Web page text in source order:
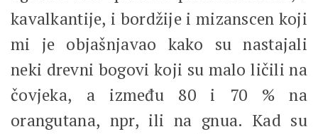
kavalkantije, i bordžije i mizanscen koji
mi je objašnjavao kako su nastajali
neki drevni bogovi koji su malo ličili na
čovjeka, a između 80 i 70 % na
orangutana, npr, ili na gnua. Kad su